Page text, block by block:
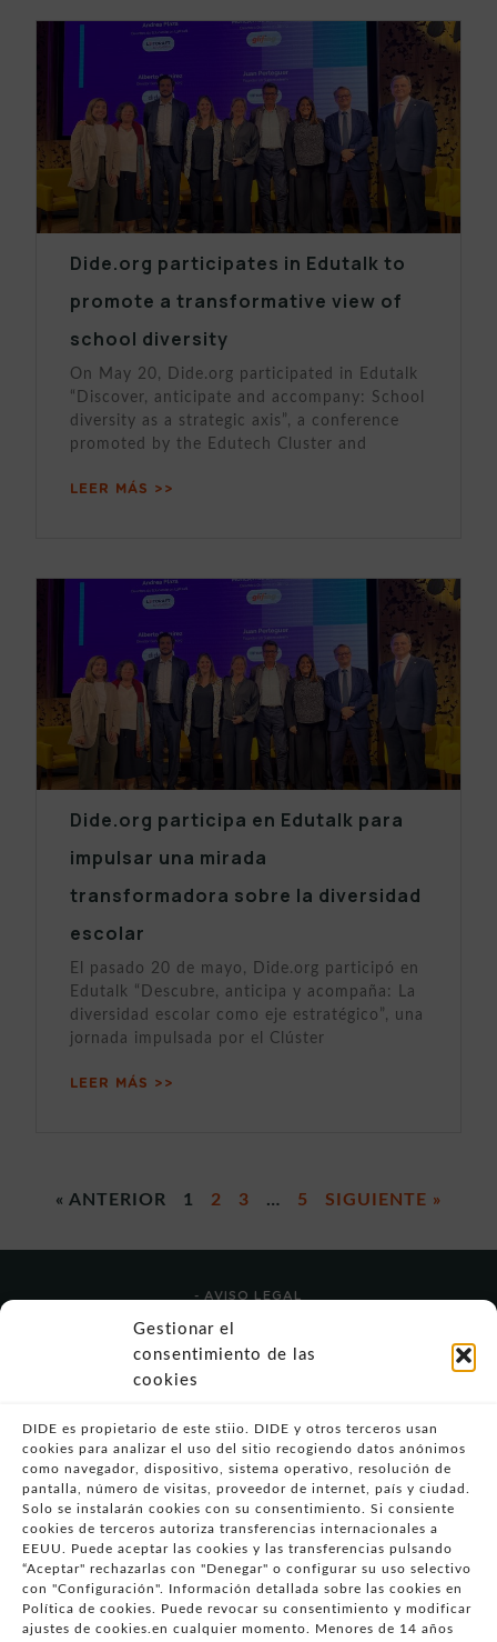
Gestionar el
consentimiento de las
cookies
DIDE es propietario de este stiio. DIDE y otros terceros usan
cookies para analizar el uso del sitio recogiendo datos anónimos
como navegador, dispositivo, sistema operativo, resolución de
pantalla, número de visitas, proveedor de internet, país y ciudad.
Solo se instalarán cookies con su consentimiento. Si consiente
cookies de terceros autoriza transferencias internacionales a
EEUU. Puede aceptar las cookies y las transferencias pulsando
“Aceptar" rechazarlas con "Denegar" o configurar su uso selectivo
con "Configuración". Información detallada sobre las cookies en
Política de cookies. Puede revocar su consentimiento y modificar
ajustes de cookies.en cualquier momento. Menores de 14 años
Dide.org participates in Edutalk to
promote a transformative view of
school diversity
On May 20, Dide.org participated in Edutalk
“Discover, anticipate and accompany: School
diversity as a strategic axis”, a conference
promoted by the Edutech Cluster and
LEER MÁS >>
Dide.org participa en Edutalk para
impulsar una mirada
transformadora sobre la diversidad
escolar
El pasado 20 de mayo, Dide.org participó en
Edutalk “Descubre, anticipa y acompaña: La
diversidad escolar como eje estratégico”, una
jornada impulsada por el Clúster
LEER MÁS >>
« ANTERIOR 1 2 3 … 5 SIGUIENTE »
- AVISO LEGAL
- POLÍTICA DE USO
- POLÍTICA DE PRIVACIDAD
- POLÍTICA DE COOKIES (UE)
VULNERABILIDADES
- CONDICIONES PARTICULARES DE COMPRA
- GUÍA DE COMPRA
- GUÍA DE PRIVACIDAD
- DESISTIMIENTO
- ATENCIÓN AL CLIENTE